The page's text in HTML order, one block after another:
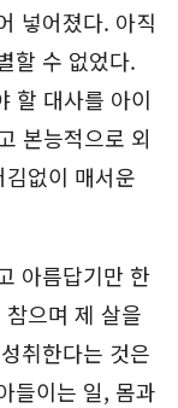
넣어졌다. 아직
할 수 없었다.
할 대사를 아이
본능적으로 외
없이 매서운
아름답기만 한
으며 제 살을
취한다는 것은
들이는 일, 몸과